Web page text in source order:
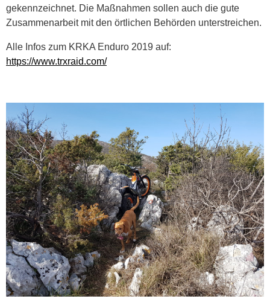
gekennzeichnet. Die Maßnahmen sollen auch die gute
Zusammenarbeit mit den örtlichen Behörden unterstreichen.
Alle Infos zum KRKA Enduro 2019 auf:
https://www.trxraid.com/